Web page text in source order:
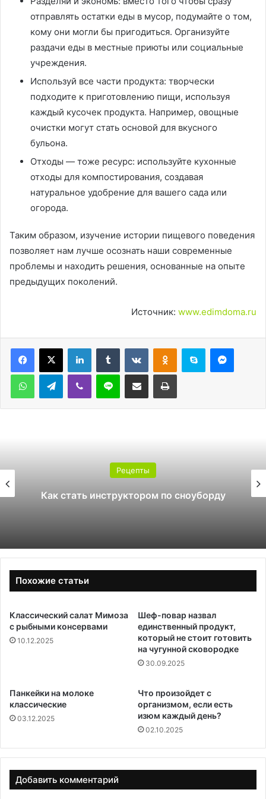
отправлять остатки еды в мусор, подумайте о том,
кому они могли бы пригодиться. Организуйте
раздачи еды в местные приюты или социальные
учреждения.
Используй все части продукта: творчески
подходите к приготовлению пищи, используя
каждый кусочек продукта. Например, овощные
очистки могут стать основой для вкусного
бульона.
Отходы — тоже ресурс: используйте кухонные
отходы для компостирования, создавая
натуральное удобрение для вашего сада или
огорода.
Таким образом, изучение истории пищевого поведения
позволяет нам лучше осознать наши современные
проблемы и находить решения, основанные на опыте
предыдущих поколений.
Источник: www.edimdoma.ru
LinkedInTumblr ВконтактеОдноклассники
Skype
WhatsAppTelegramViber Line Поделиться через электронную почту Печатать
Рецепты
Какой поликарбонат выбрать для
теплицы: 4 или 6 мм
Похожие статьи
Классический салат Мимоза
с рыбными консервами
10.12.2025
Шеф-повар назвал
единственный продукт,
который не стоит готовить
на чугунной сковородке
30.09.2025
Панкейки на молоке
классические
03.12.2025
Что произойдет с
организмом, если есть
изюм каждый день?
02.10.2025
Добавить комментарий